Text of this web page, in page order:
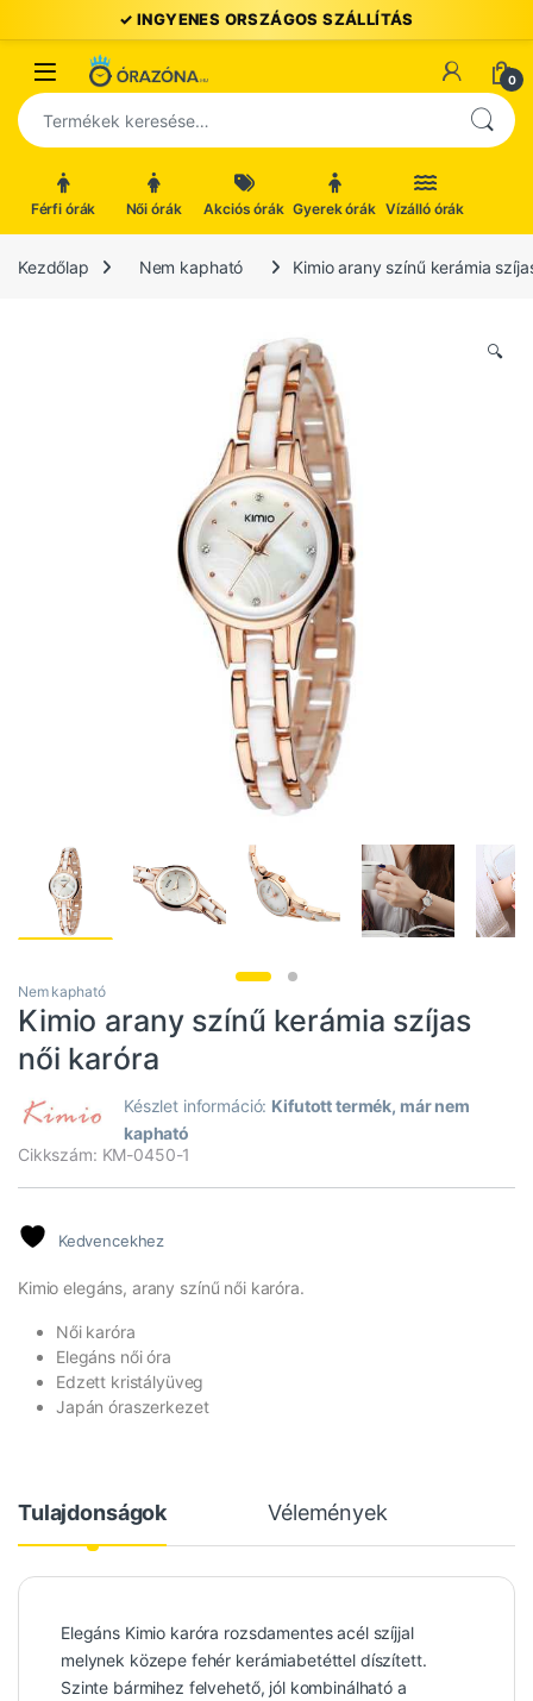
Ugrás a navigációhoz
Ugrás a tartalomhoz
Open 0
Keresés a következőre:
Férfi órák Női órák Akciós órák Gyerek órák Vízálló órák
Kezdőlap Nem kapható Kimio arany színű kerámia
🔍
Nem kapható
Kimio arany színű kerámia szíjas
női karóra
Készlet információ: Kifutott termék, már nem
kapható
Cikkszám: KM-0450-1
Kedvencekhez
Kimio elegáns, arany színű női karóra.
Női karóra
Elegáns női óra
Edzett kristályüveg
Japán óraszerkezet
Tulajdonságok Vélemények
Elegáns Kimio karóra rozsdamentes acél szíjjal
melynek közepe fehér kerámiabetéttel díszített.
Szinte bármihez felvehető, jól kombinálható a